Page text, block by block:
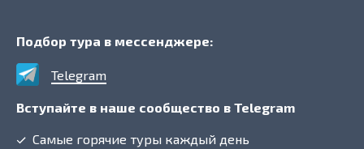
Подбор тура в мессенджере:
Telegram
Вступайте в наше сообщество в Telegram
Самые горячие туры каждый день